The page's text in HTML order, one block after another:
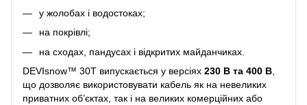
у жолобах і водостоках;
на покрівлі;
на сходах, пандусах і відкритих майданчиках.
DEVIsnow™ 30T випускається у версіях 230 В та 400 В
що дозволяє використовувати кабель як на невеликих
приватних об’єктах, так і на великих комерційних або